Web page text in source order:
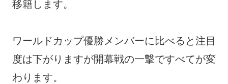
移籍します。
ワールドカップ優勝メンバーに比べると注目
度は下がりますが開幕戦の一撃ですべてが変
わります。